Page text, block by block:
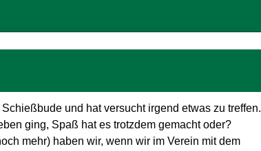
und hat versucht irgend etwas zu treffen.
ging, Spaß hat es trotzdem gemacht oder?
mehr) haben wir, wenn wir im Verein mit dem